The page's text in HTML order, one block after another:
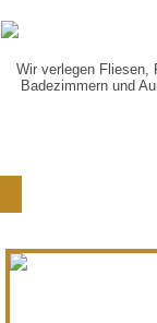
Wir verlegen Fliesen,
Badezimmern und